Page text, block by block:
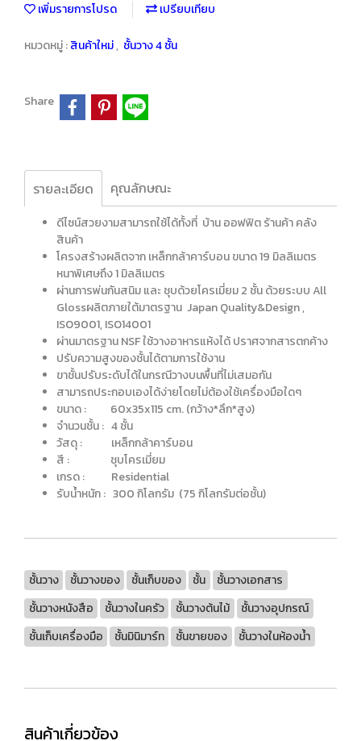
เพิ่มรายการโปรด เปรียบเทียบ
หมวดหมู่ :สินค้าใหม่, ชั้นวาง 4 ชั้น
Share
รายละเอียด คุณลักษณะ
ดีไซน์สวยงามสามารถใช้ได้ทั้งที่ บ้าน ออฟฟิต ร้านค้า คลัง
สินค้า
โครงสร้างผลิตจาก เหล็กกล้าคาร์บอน ขนาด 19 มิลลิเมตร
หนาพิเศษถึง 1 มิลลิเมตร
ผ่านการพ่นกันสนิม และ ชุบด้วยโครเมี่ยม 2 ชั้น ด้วยระบบ All
Glossผลิตภายใต้มาตรฐาน Japan Quality&Design ,
ISO9001, ISO14001
ผ่านมาตรฐาน NSF ใช้วางอาหารแห้งได้ ปราศจากสารตกค้าง
ปรับความสูงของชั้นได้ตามการใช้งาน
ขาชั้นปรับระดับได้ในกรณีวางบนพื้นที่ไม่เสมอกัน
สามารถประกอบเองได้ง่ายโดยไม่ต้องใช้เครื่องมือใดๆ
ขนาด : 60x35x115 cm. (กว้าง*ลึก*สูง)
จำนวนชั้น : 4 ชั้น
วัสดุ : เหล็กกล้าคาร์บอน
สี : ชุบโครเมี่ยม
เกรด : Residential
รับน้ำหนัก : 300 กิโลกรัม (75 กิโลกรัมต่อชั้น)
ชั้นวาง ชั้นวางของ ชั้นเก็บของ ชั้น
ชั้นวางเอกสาร
ชั้นวางหนังสือ
ชั้นวางในครัว ชั้นวางต้นไม้
ชั้นวางอุปกรณ์
ชั้นเก็บเครื่องมือ
ชั้นมินิมาร์ท ชั้นขายของ ชั้นวางในห้องน้ำ
สินค้าเกี่ยวข้อง